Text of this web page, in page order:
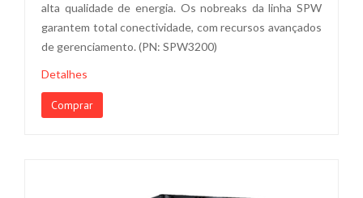
alta qualidade de energia. Os nobreaks da linha SPW
garantem total conectividade, com recursos avançados
de gerenciamento. (PN: SPW3200)
Detalhes
Comprar